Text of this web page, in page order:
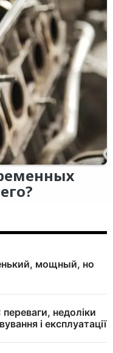
мощный, но
недоліки
і експлуатації